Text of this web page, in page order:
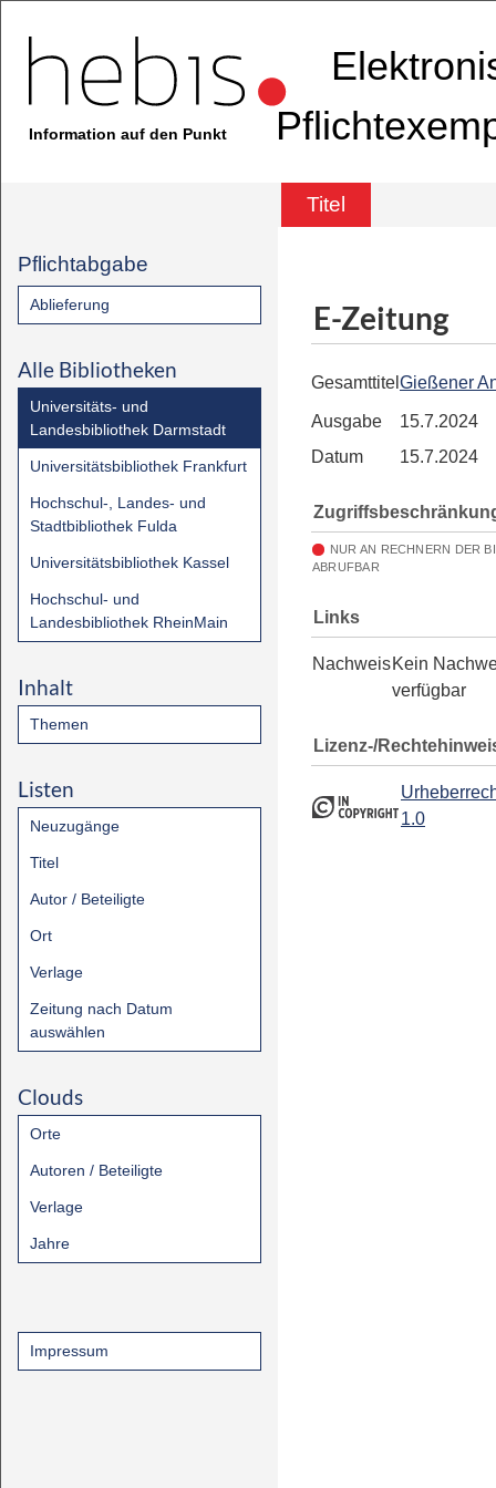
Information auf den Punkt
Titel
Pflichtabgabe
Ablieferung
Alle Bibliotheken
Universitäts- und
Landesbibliothek Darmstadt
Universitätsbibliothek Frankfurt
Hochschul-, Landes- und
Stadtbibliothek Fulda
Universitätsbibliothek Kassel
Hochschul- und
Landesbibliothek RheinMain
Inhalt
Themen
Listen
Neuzugänge
Titel
Autor / Beteiligte
Ort
Verlage
Zeitung nach Datum
auswählen
Clouds
Orte
Autoren / Beteiligte
Verlage
Jahre
Impressum
E-Zeitung
Gesamttitel Gießener
Ausgabe
15.7.2024
Datum
15.7.2024
NUR AN RECHNERN DER
ABRUFBAR
Links
NachweisKein
verfügbar
Lizenz-/
1.0